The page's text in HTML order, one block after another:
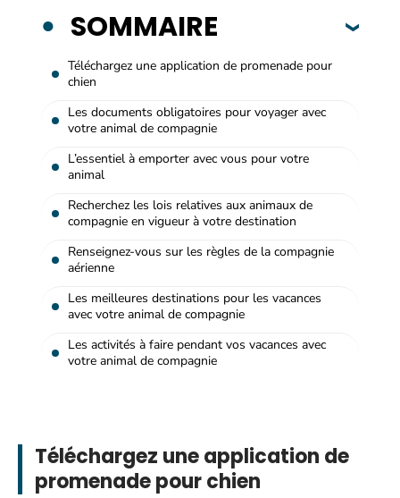
SOMMAIRE
Téléchargez une application de promenade pour
chien
Les documents obligatoires pour voyager avec
votre animal de compagnie
L’essentiel à emporter avec vous pour votre
animal
Recherchez les lois relatives aux animaux de
compagnie en vigueur à votre destination
Renseignez-vous sur les règles de la compagnie
aérienne
Les meilleures destinations pour les vacances
avec votre animal de compagnie
Les activités à faire pendant vos vacances avec
votre animal de compagnie
Téléchargez une application de
promenade pour chien